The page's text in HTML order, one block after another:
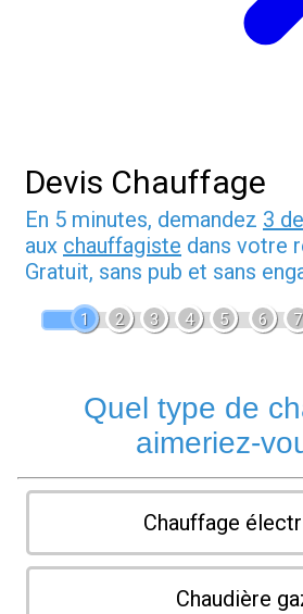
Devis Chauffage
En 5 minutes, demandez 3
aux chauffagiste dans votre
Gratuit, sans pub et sans
1 2 3 4 5 6 7
Quel type de
aimeriez-
Chauffage
Chaudière